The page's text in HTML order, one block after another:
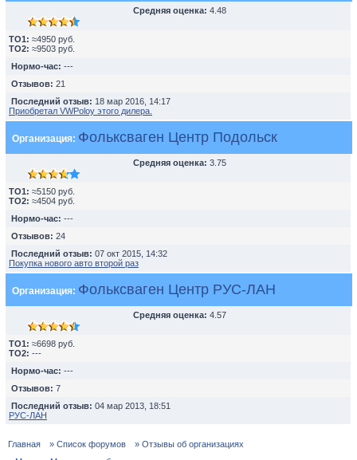
Средняя оценка: 4.48
TO1: ≈4950 руб.
TO2: ≈9503 руб.
Нормо-час: ---
Отзывов: 21
Последний отзыв: 18 мар 2016, 14:17
Приобретал VWPoloу этого дилера.
Организация: Фольксваген Центр Подольск
Средняя оценка: 3.75
TO1: ≈5150 руб.
TO2: ≈4504 руб.
Нормо-час: ---
Отзывов: 24
Последний отзыв: 07 окт 2015, 14:32
Покупка нового авто второй раз
Организация: Фольксваген Центр РУС-ЛАН
Средняя оценка: 4.57
TO1: ≈6698 руб.
TO2: ---
Нормо-час: ---
Отзывов: 7
Последний отзыв: 04 мар 2013, 18:51
РУС-ЛАН
Главная » Список форумов
» Отзывы об организациях